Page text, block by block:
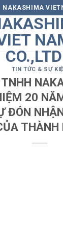
NAKASHIMA
TIN TỨC & SỰ
TNHH
20
ĐÓN
THÀNH